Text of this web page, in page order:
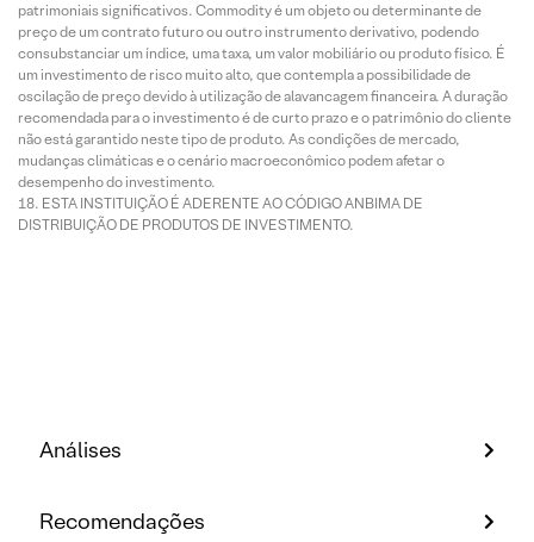
patrimoniais significativos. Commodity é um objeto ou determinante de
preço de um contrato futuro ou outro instrumento derivativo, podendo
consubstanciar um índice, uma taxa, um valor mobiliário ou produto físico. É
um investimento de risco muito alto, que contempla a possibilidade de
oscilação de preço devido à utilização de alavancagem financeira. A duração
recomendada para o investimento é de curto prazo e o patrimônio do cliente
não está garantido neste tipo de produto. As condições de mercado,
mudanças climáticas e o cenário macroeconômico podem afetar o
desempenho do investimento.
ESTA INSTITUIÇÃO É ADERENTE AO CÓDIGO ANBIMA DE
DISTRIBUIÇÃO DE PRODUTOS DE INVESTIMENTO.
Análises
Recomendações